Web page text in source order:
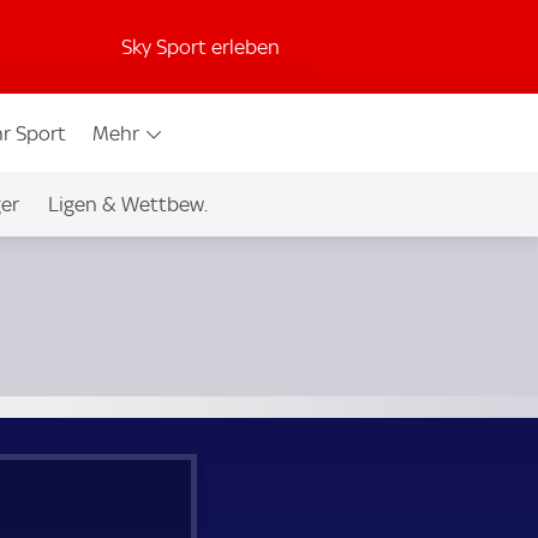
Sky Sport erleben
Sport Mehr
Ligen & Wettbew.